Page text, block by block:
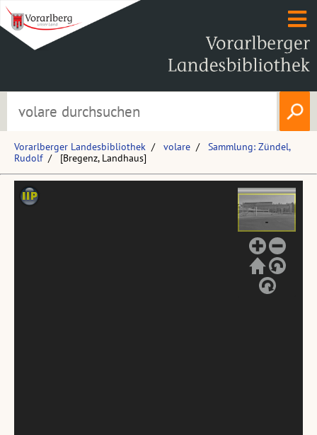
Vorarlberger Landesbibliothek volare
Sammlung: Zündel,
Rudolf
[Bregenz, Landhaus]